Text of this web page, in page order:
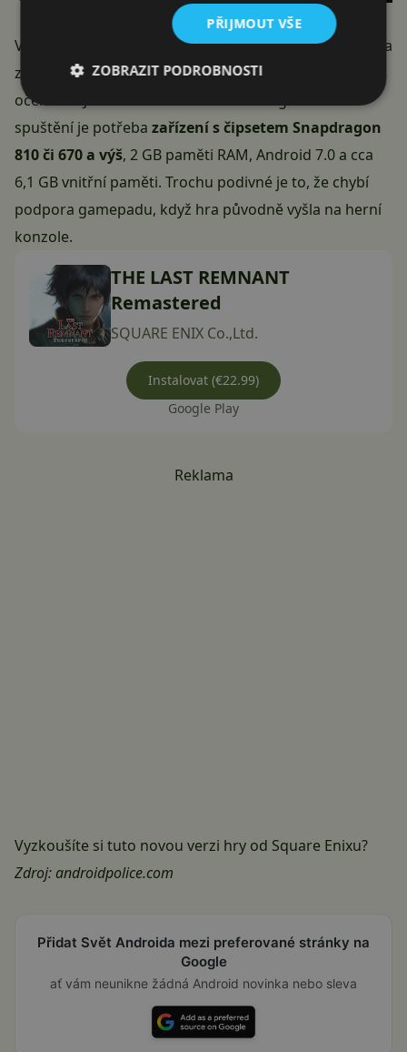
V traileru výše můžete vidět, jak vypadá mobilní verze a
zároveň se jedná o dobrou ukázku toho, co od hry
očekávat. Jedná se o RPG s detailní 3D grafikou. Ke
spuštění je potřeba zařízení s čipsetem Snapdragon
810 či 670 a výš, 2 GB paměti RAM, Android 7.0 a cca
6,1 GB vnitřní paměti. Trochu podivné je to, že chybí
podpora gamepadu, když hra původně vyšla na herní
konzole.
THE LAST REMNANT
Remastered
SQUARE ENIX Co.,Ltd.
Instalovat (€22.99)
Google Play
Reklama
Vyzkoušíte si tuto novou verzi hry od Square Enixu?
Zdroj:androidpolice.com
Přidat Svět Androida mezi preferované stránky na
Google
ať vám neunikne žádná Android novinka nebo sleva
PŘIJMOUT VŠE
ZOBRAZIT PODROBNOSTI